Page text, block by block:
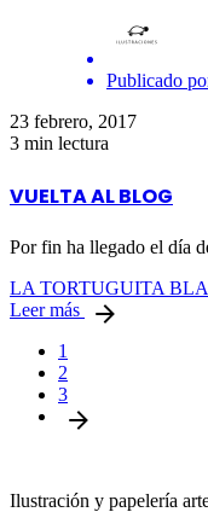
Publicado
23 febrero, 2017
3 min lectura
VUELTA AL BLOG
Por fin ha llegado el día
LA TORTUGUITA
Leer más
1
2
3
Ilustración y papelería